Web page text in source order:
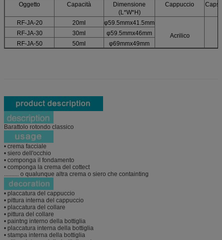
Oggetto
Capacità
Dimensione
(L*W*H)
Cappuccio
RF-JA-20
20ml
φ59.5mmx41.5mm
Acrilico
RF-JA-30 30ml
φ59.5mmx46mm
RF-JA-50
50ml φ69mmx49mm
Barattolo rotondo classico
• crema facciale
• siero dell'occhio
• componga il fondamento
• componga la crema del cottect
.......... o qualunque altra crema o siero che containting
• placcatura del cappuccio
• pittura interna del cappuccio
• placcatura del collare
• pittura del collare
• paintng interno della bottiglia
• placcatura interna della bottiglia
• stampa interna della bottiglia